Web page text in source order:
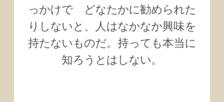
っかけで　どなたかに勧められた
りしないと、人はなかなか興味を
持たないものだ。持っても本当に
知ろうとはしない。